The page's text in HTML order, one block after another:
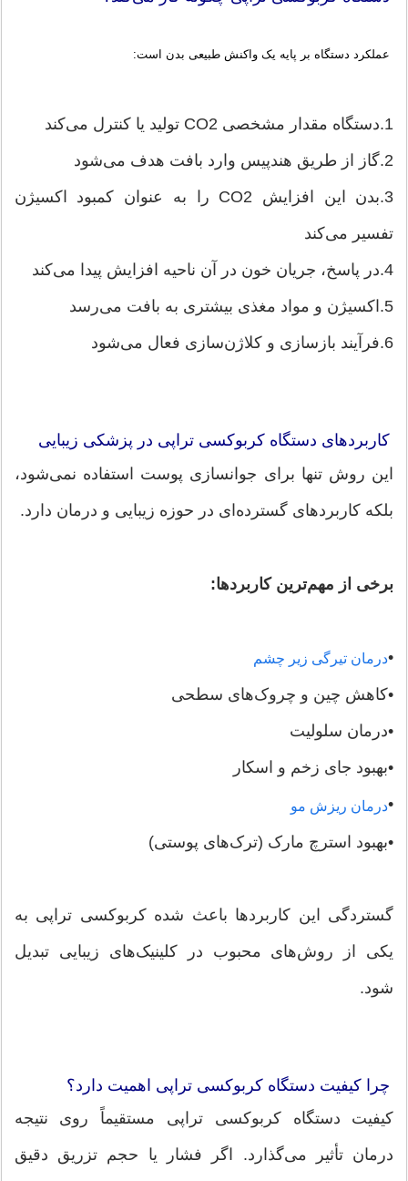
عملکرد دستگاه بر پایه یک واکنش طبیعی بدن است:
1.دستگاه مقدار مشخصی CO2 تولید یا کنترل می‌کند
2.گاز از طریق هندپیس وارد بافت هدف می‌شود
3.بدن این افزایش CO2 را به عنوان کمبود اکسیژن
تفسیر می‌کند
4.در پاسخ، جریان خون در آن ناحیه افزایش پیدا می‌کند
5.اکسیژن و مواد مغذی بیشتری به بافت می‌رسد
6.فرآیند بازسازی و کلاژن‌سازی فعال می‌شود
کاربردهای دستگاه کربوکسی تراپی در پزشکی زیبایی
این روش تنها برای جوانسازی پوست استفاده نمی‌شود،
بلکه کاربردهای گسترده‌ای در حوزه زیبایی و درمان دارد.
برخی از مهم‌ترین کاربردها:
•درمان تیرگی زیر چشم
•کاهش چین و چروک‌های سطحی
•درمان سلولیت
•بهبود جای زخم و اسکار
•درمان ریزش مو
•بهبود استرچ مارک (ترک‌های پوستی)
گستردگی این کاربردها باعث شده کربوکسی تراپی به
یکی از روش‌های محبوب در کلینیک‌های زیبایی تبدیل
شود.
چرا کیفیت دستگاه کربوکسی تراپی اهمیت دارد؟
کیفیت دستگاه کربوکسی تراپی مستقیماً روی نتیجه
درمان تأثیر می‌گذارد. اگر فشار یا حجم تزریق دقیق